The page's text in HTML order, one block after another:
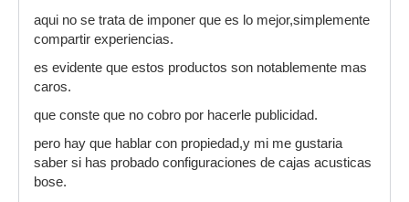
aqui no se trata de imponer que es lo mejor,simplemente
compartir experiencias.
es evidente que estos productos son notablemente mas
caros.
que conste que no cobro por hacerle publicidad.
pero hay que hablar con propiedad,y mi me gustaria
saber si has probado configuraciones de cajas acusticas
bose.